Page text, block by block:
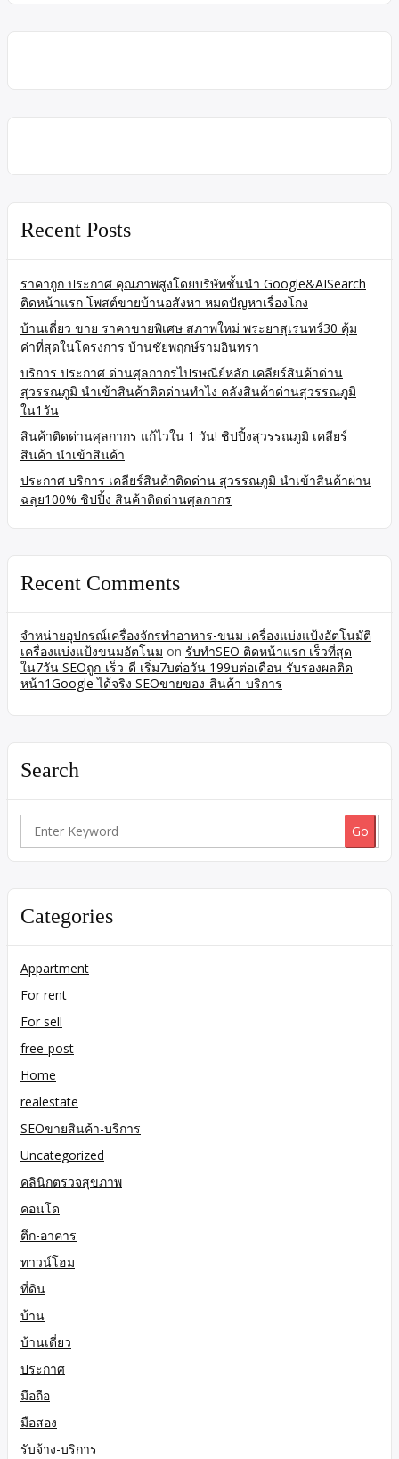
Recent Posts
ราคาถูก ประกาศ คุณภาพสูงโดยบริษัทชั้นนำ Google&AISearch
ติดหน้าแรก โพสต์ขายบ้านอสังหา หมดปัญหาเรื่องโกง
บ้านเดี่ยว ขาย ราคาขายพิเศษ สภาพใหม่ พระยาสุเรนทร์30 คุ้ม
ค่าที่สุดในโครงการ บ้านชัยพฤกษ์รามอินทรา
บริการ ประกาศ ด่านศุลกากรไปรษณีย์หลัก เคลียร์สินค้าด่าน
สุวรรณภูมิ นำเข้าสินค้าติดด่านทำไง คลังสินค้าด่านสุวรรณภูมิ
ใน1วัน
สินค้าติดด่านศุลกากร แก้ไวใน 1 วัน! ชิปปิ้งสุวรรณภูมิ เคลียร์
สินค้า นำเข้าสินค้า
ประกาศ บริการ เคลียร์สินค้าติดด่าน สุวรรณภูมิ นำเข้าสินค้าผ่าน
ฉลุย100% ชิปปิ้ง สินค้าติดด่านศุลกากร
Recent Comments
จำหน่ายอุปกรณ์เครื่องจักรทำอาหาร-ขนม เครื่องแบ่งแป้งอัตโนมัติ
เครื่องแบ่งแป้งขนมอัตโนม on รับทำSEO ติดหน้าแรก เร็วที่สุด
ใน7วัน SEOถูก-เร็ว-ดี เริ่ม7บต่อวัน 199บต่อเดือน รับรองผลติด
หน้า1Google ได้จริง SEOขายของ-สินค้า-บริการ
Search
Search
Categories
Appartment
For rent
For sell
free-post
Home
realestate
SEOขายสินค้า-บริการ
Uncategorized
คลินิกตรวจสุขภาพ
คอนโด
ตึก-อาคาร
ทาวน์โฮม
ที่ดิน
บ้าน
บ้านเดี่ยว
ประกาศ
มือถือ
มือสอง
รับจ้าง-บริการ